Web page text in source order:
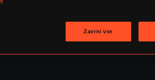
VIDEOPOSNETKI
Zavrni vse